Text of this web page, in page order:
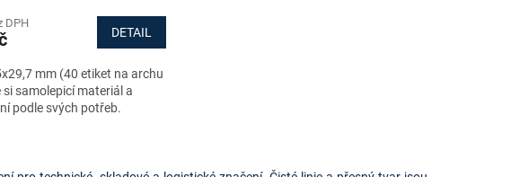
DPH
DETAIL
mm (40 etiket na archu
samolepicí materiál a
podle svých potřeb.